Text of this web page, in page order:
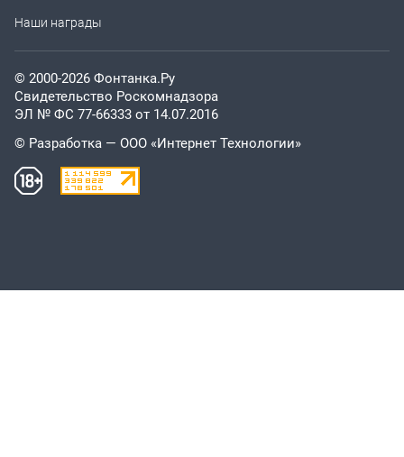
Наши награды
© 2000-2026 Фонтанка.Ру
Свидетельство Роскомнадзора
ЭЛ № ФС 77-66333 от 14.07.2016
© Разработка — ООО «Интернет Технологии»